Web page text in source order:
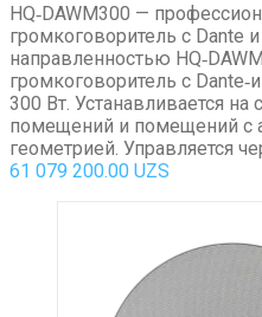
HQ‑DAWM300 —
громкоговоритель с Dante
направленностью
громкоговоритель с
300 Вт. Устанавливается на
помещений и помещений с
геометрией. Управляется
61 079 200.00 UZS